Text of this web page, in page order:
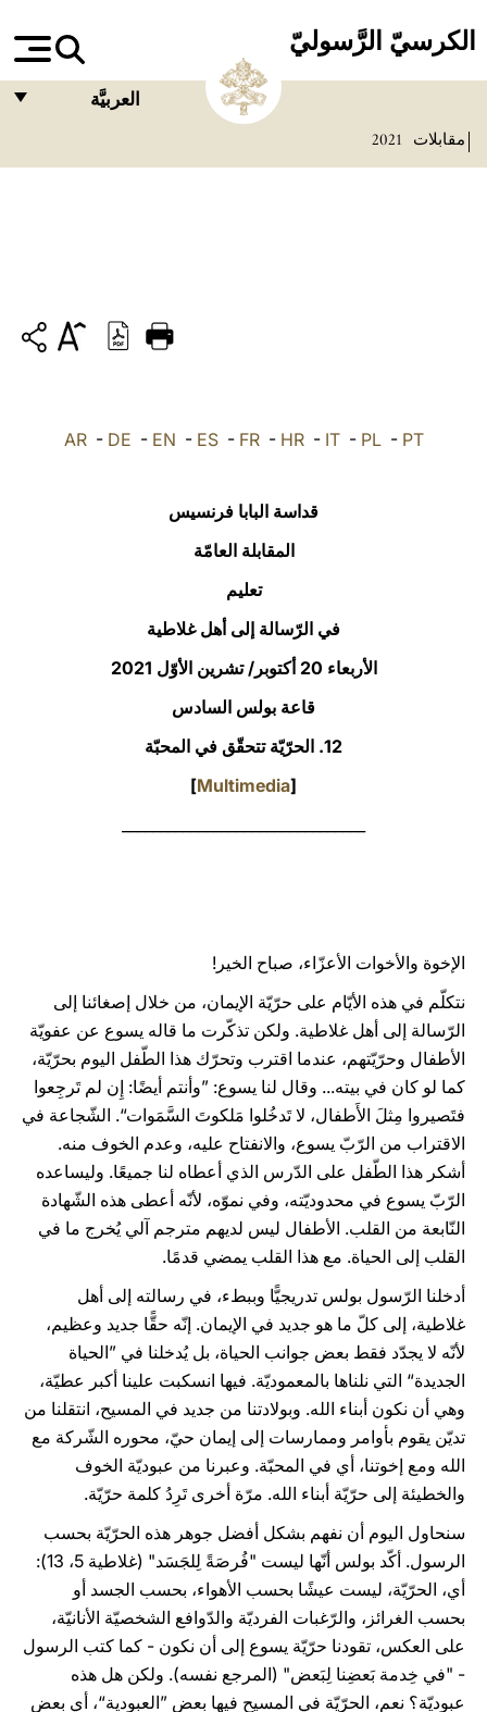
الكرسيّ الرَّسوليّ
العربيَّة
DEUTSCH
العربيّة
مقابلات 2021
AR- DE - EN - ES- FR- HR- IT- PL- PT
قداسة البابا فرنسيس
المقابلة العامّة
تعليم
في الرّسالة إلى أهل غلاطية
الأربعاء 20 أكتوبر/ تشرين الأوّل 2021‏
قاعة بولس السادس
12. الحرّيّة تتحقّق في المحبّة
[
Multimedia
]
الإخوة والأخوات الأعزّاء، صباح الخير!
نتكلّم في هذه الأيّام على حرّيّة الإيمان، من خلال إصغائنا إلى
الرّسالة إلى أهل غلاطية. ولكن تذكّرت ما قاله يسوع عن عفويّة
الأطفال وحرّيّتهم، عندما اقترب وتحرّك هذا الطّفل اليوم بحرّيّة،
كما لو كان في بيته... وقال لنا يسوع: ”وأنتم أيضًا: إِن لم تَرجِعوا
فتَصيروا مِثلَ الأَطفال، لا تَدخُلوا مَلكوتَ السَّمَوات“. الشّجاعة في
الاقتراب من الرّبّ يسوع، والانفتاح عليه، وعدم الخوف منه.
أشكر هذا الطّفل على الدّرس الذي أعطاه لنا جميعًا. وليساعده
الرّبّ يسوع في محدوديّته، وفي نموّه، لأنّه أعطى هذه الشّهادة
النّابعة من القلب. الأطفال ليس لديهم مترجم آلي يُخرج ما في
القلب إلى الحياة. مع هذا القلب يمضي قدمًا.
أدخلنا الرّسول بولس تدريجيًّا وببطء، في رسالته إلى أهل
غلاطية، إلى كلّ ما هو جديد في الإيمان. إنّه حقًّا جديد وعظيم،
لأنّه لا يجدّد فقط بعض جوانب الحياة، بل يُدخلنا في ”الحياة
الجديدة“ التي نلناها بالمعموديّة. فيها انسكبت علينا أكبر عطيّة،
وهي أن نكون أبناء الله. وبولادتنا من جديد في المسيح، انتقلنا من
تديّن يقوم بأوامر وممارسات إلى إيمان حيّ، محوره الشّركة مع
الله ومع إخوتنا، أي في المحبّة. وعبرنا من عبوديّة الخوف
والخطيئة إلى حرّيّة أبناء الله. مرّة أخرى تَرِدُ كلمة حرّيّة.
سنحاول اليوم أن نفهم بشكل أفضل جوهر هذه الحرّيّة بحسب
الرسول. أكّد بولس أنّها ليست "فُرصَةً لِلجَسَد" (غلاطية 5، 13):
أي، الحرّيّة، ليست عيشًا بحسب الأهواء، بحسب الجسد أو
بحسب الغرائز، والرّغبات الفرديّة والدّوافع الشخصيّة الأنانيّة،
على العكس، تقودنا حرّيّة يسوع إلى أن نكون - كما كتب الرسول
- "في خِدمة بَعضِنا لِبَعض" (المرجع نفسه). ولكن هل هذه
عبوديّة؟ نعم، الحرّيّة في المسيح فيها بعض ”العبودية“، أي بعض